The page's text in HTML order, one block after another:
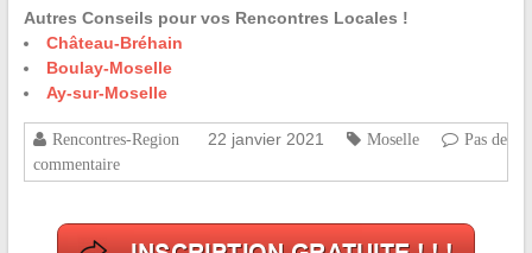
Autres Conseils pour vos Rencontres Locales !
Château-Bréhain
Boulay-Moselle
Ay-sur-Moselle
Rencontres-Region 22 janvier 2021 Moselle
Pas de
commentaire